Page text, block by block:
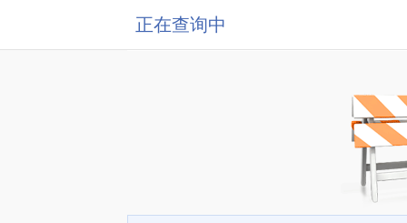
正在查询中